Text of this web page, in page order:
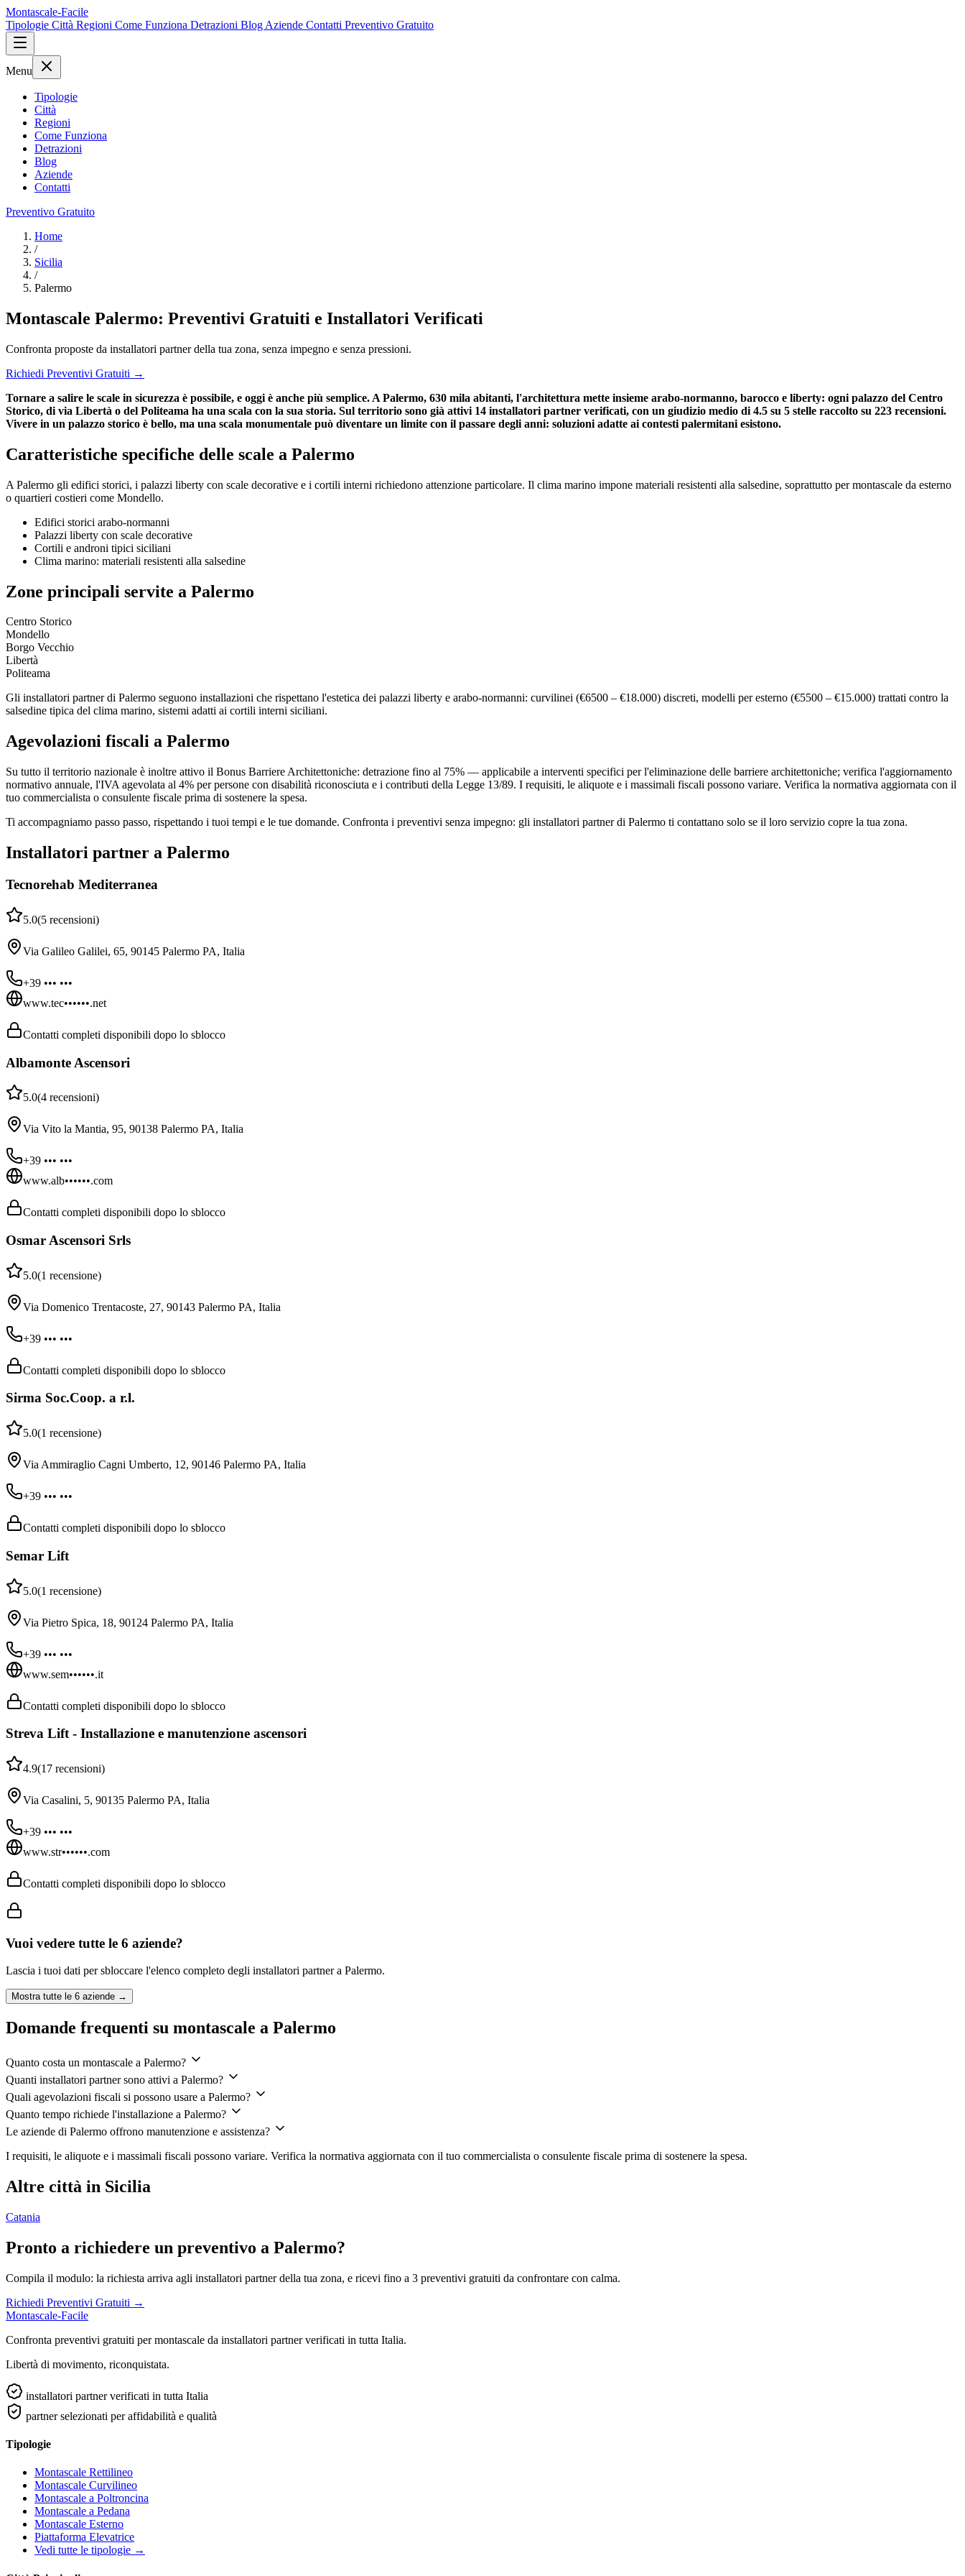
Montascale-Facile
Tipologie Città Regioni Come Funziona Detrazioni Blog Aziende Contatti Preventivo Gratuito
Menu
Tipologie
Città
Regioni
Come Funziona
Detrazioni
Blog
Aziende
Contatti
Preventivo Gratuito
Home
/
Sicilia
/
Palermo
Montascale Palermo: Preventivi Gratuiti e Installatori Verificati
Confronta proposte da installatori partner della tua zona, senza impegno e senza pressioni.
Richiedi Preventivi Gratuiti →
Tornare a salire le scale in sicurezza è possibile, e oggi è anche più semplice. A Palermo, 630 mila abitanti, l'architettura mette insieme arabo-normanno, barocco e liberty: ogni palazzo del Centro
Storico, di via Libertà o del Politeama ha una scala con la sua storia. Sul territorio sono già attivi 14 installatori partner verificati, con un giudizio medio di 4.5 su 5 stelle raccolto su 223 recensioni.
Vivere in un palazzo storico è bello, ma una scala monumentale può diventare un limite con il passare degli anni: soluzioni adatte ai contesti palermitani esistono.
Caratteristiche specifiche delle scale a Palermo
A Palermo gli edifici storici, i palazzi liberty con scale decorative e i cortili interni richiedono attenzione particolare. Il clima marino impone materiali resistenti alla salsedine, soprattutto per montascale da esterno
o quartieri costieri come Mondello.
Edifici storici arabo-normanni
Palazzi liberty con scale decorative
Cortili e androni tipici siciliani
Clima marino: materiali resistenti alla salsedine
Zone principali servite a Palermo
Centro Storico
Mondello
Borgo Vecchio
Libertà
Politeama
Gli installatori partner di Palermo seguono installazioni che rispettano l'estetica dei palazzi liberty e arabo-normanni: curvilinei (€6500 – €18.000) discreti, modelli per esterno (€5500 – €15.000) trattati contro la
salsedine tipica del clima marino, sistemi adatti ai cortili interni siciliani.
Agevolazioni fiscali a Palermo
Su tutto il territorio nazionale è inoltre attivo il Bonus Barriere Architettoniche: detrazione fino al 75% — applicabile a interventi specifici per l'eliminazione delle barriere architettoniche; verifica l'aggiornamento
normativo annuale, l'IVA agevolata al 4% per persone con disabilità riconosciuta e i contributi della Legge 13/89. I requisiti, le aliquote e i massimali fiscali possono variare. Verifica la normativa aggiornata con il
tuo commercialista o consulente fiscale prima di sostenere la spesa.
Ti accompagniamo passo passo, rispettando i tuoi tempi e le tue domande. Confronta i preventivi senza impegno: gli installatori partner di Palermo ti contattano solo se il loro servizio copre la tua zona.
Installatori partner a Palermo
Tecnorehab Mediterranea
5.0(5 recensioni)
Via Galileo Galilei, 65, 90145 Palermo PA, Italia
+39 ••• •••
www.tec••••••.net
Contatti completi disponibili dopo lo sblocco
Albamonte Ascensori
5.0(4 recensioni)
Via Vito la Mantia, 95, 90138 Palermo PA, Italia
+39 ••• •••
www.alb••••••.com
Contatti completi disponibili dopo lo sblocco
Osmar Ascensori Srls
5.0(1 recensione)
Via Domenico Trentacoste, 27, 90143 Palermo PA, Italia
+39 ••• •••
Contatti completi disponibili dopo lo sblocco
Sirma Soc.Coop. a r.l.
5.0(1 recensione)
Via Ammiraglio Cagni Umberto, 12, 90146 Palermo PA, Italia
+39 ••• •••
Contatti completi disponibili dopo lo sblocco
Semar Lift
5.0(1 recensione)
Via Pietro Spica, 18, 90124 Palermo PA, Italia
+39 ••• •••
www.sem••••••.it
Contatti completi disponibili dopo lo sblocco
Streva Lift - Installazione e manutenzione ascensori
4.9(17 recensioni)
Via Casalini, 5, 90135 Palermo PA, Italia
+39 ••• •••
www.str••••••.com
Contatti completi disponibili dopo lo sblocco
Vuoi vedere tutte le 6 aziende?
Lascia i tuoi dati per sbloccare l'elenco completo degli installatori partner a Palermo.
Mostra tutte le 6 aziende →
Domande frequenti su montascale a Palermo
Quanto costa un montascale a Palermo?
Quanti installatori partner sono attivi a Palermo?
Quali agevolazioni fiscali si possono usare a Palermo?
Quanto tempo richiede l'installazione a Palermo?
Le aziende di Palermo offrono manutenzione e assistenza?
I requisiti, le aliquote e i massimali fiscali possono variare. Verifica la normativa aggiornata con il tuo commercialista o consulente fiscale prima di sostenere la spesa.
Altre città in Sicilia
Catania
Pronto a richiedere un preventivo a Palermo?
Compila il modulo: la richiesta arriva agli installatori partner della tua zona, e ricevi fino a 3 preventivi gratuiti da confrontare con calma.
Richiedi Preventivi Gratuiti →
Montascale-Facile
Confronta preventivi gratuiti per montascale da installatori partner verificati in tutta Italia.
Libertà di movimento, riconquistata.
installatori partner verificati in tutta Italia
partner selezionati per affidabilità e qualità
Tipologie
Montascale Rettilineo
Montascale Curvilineo
Montascale a Poltroncina
Montascale a Pedana
Montascale Esterno
Piattaforma Elevatrice
Vedi tutte le tipologie →